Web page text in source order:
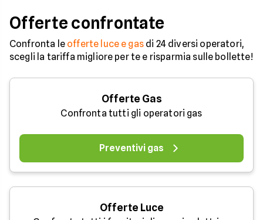
Offerte confrontate
Confronta le offerte luce e gasdi 24 diversi operatori,
scegli la tariffa migliore per te e risparmia sulle bollette!
Offerte Gas
Confronta tutti gli operatori gas
Preventivi gas
Offerte Luce